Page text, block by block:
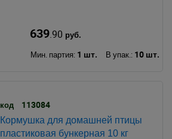
639.90 руб.
Мин. партия: 1 шт. В упак.: 10 шт.
код 113084
Кормушка для домашней птицы
пластиковая бункерная 10 кг